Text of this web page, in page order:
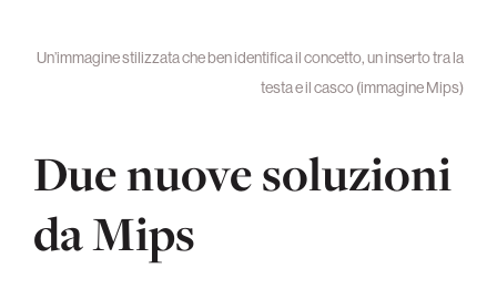
Un’immagine stilizzata che ben identifica il concetto, un inserto tra la
testa e il casco (immagine Mips)
Due nuove soluzioni
da Mips